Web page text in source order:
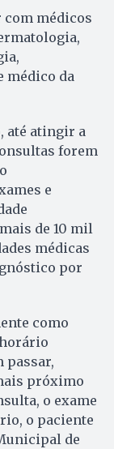
médicos
médico da
até atingir a
forem
e
de 10 mil
médicas
por
como
passar,
próximo
o exame
o paciente
de